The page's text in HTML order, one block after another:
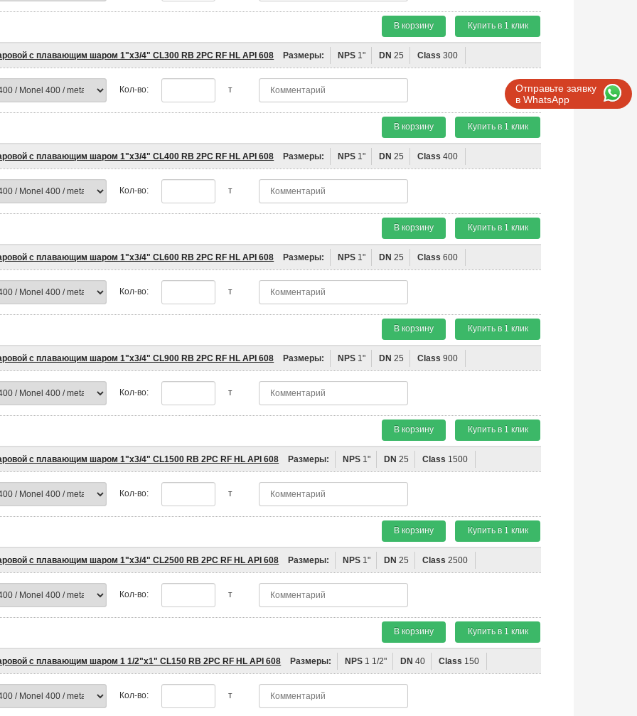
Отправьте заявку
в WhatsApp
В корзину Купить в 1 клик
с плавающим шаром 1"x3/4" CL300 RB 2PC RF HL API 608 Размеры: NPS 1" DN 25 Class 300
Кол-во: т
В корзину Купить в 1 клик
с плавающим шаром 1"x3/4" CL400 RB 2PC RF HL API 608 Размеры: NPS 1" DN 25 Class 400
Кол-во: т
В корзину Купить в 1 клик
с плавающим шаром 1"x3/4" CL600 RB 2PC RF HL API 608 Размеры: NPS 1" DN 25 Class 600
Кол-во: т
В корзину Купить в 1 клик
с плавающим шаром 1"x3/4" CL900 RB 2PC RF HL API 608 Размеры: NPS 1" DN 25 Class 900
Кол-во: т
В корзину Купить в 1 клик
с плавающим шаром 1"x3/4" CL1500 RB 2PC RF HL API 608 Размеры: NPS 1" DN 25 Class 1500
Кол-во: т
В корзину Купить в 1 клик
с плавающим шаром 1"x3/4" CL2500 RB 2PC RF HL API 608 Размеры: NPS 1" DN 25 Class 2500
Кол-во: т
В корзину Купить в 1 клик
с плавающим шаром 1 1/2"x1" CL150 RB 2PC RF HL API 608 Размеры: NPS 1 1/2" DN 40 Class 150
Кол-во: т